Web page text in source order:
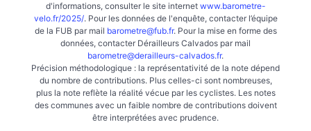
d'informations, consulter le site internet www.barometre-
velo.fr/2025/. Pour les données de l'enquête, contacter l’équipe
de la FUB par mail barometre@fub.fr. Pour la mise en forme des
données, contacter Dérailleurs Calvados par mail
barometre@derailleurs-calvados.fr.
Précision méthodologique : la représentativité de la note dépend
du nombre de contributions. Plus celles-ci sont nombreuses,
plus la note reflète la réalité vécue par les cyclistes. Les notes
des communes avec un faible nombre de contributions doivent
être interprétées avec prudence.